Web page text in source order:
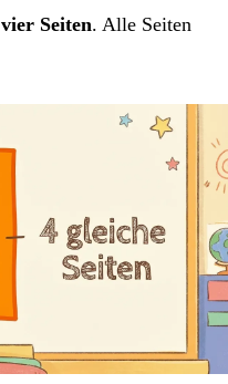
vier Seiten. Alle Seiten